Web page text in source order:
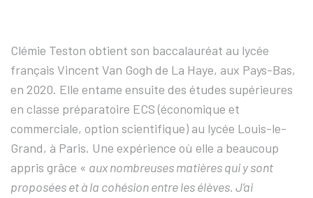
Clémie Teston obtient son baccalauréat au lycée
français Vincent Van Gogh de La Haye, aux Pays-Bas,
en 2020. Elle entame ensuite des études supérieures
en classe préparatoire ECS (économique et
commerciale, option scientifique) au lycée Louis-le-
Grand, à Paris. Une expérience où elle a beaucoup
appris grâce « aux nombreuses matières qui y sont
proposées et à la cohésion entre les élèves. J’ai